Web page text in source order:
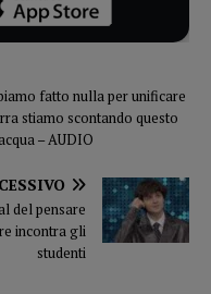
fatto nulla per unificare
stiamo scontando questo
– AUDIO
del pensare
incontra gli
studenti